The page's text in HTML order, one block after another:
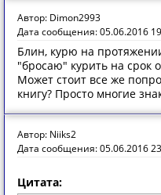
Автор: Dimon2993
Дата сообщения: 05.06.2016
Блин, курю на
"бросаю" курить на срок
Может стоит все же
книгу? Просто многие
Автор: Niiks2
Дата сообщения: 05.06.2016
Цитата: